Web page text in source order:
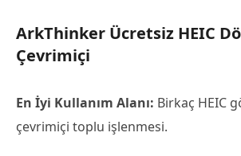
ArkThinker Ücretsiz HEIC
Çevrimiçi
En İyi Kullanım Alanı: Birkaç HEIC
çevrimiçi toplu işlenmesi.